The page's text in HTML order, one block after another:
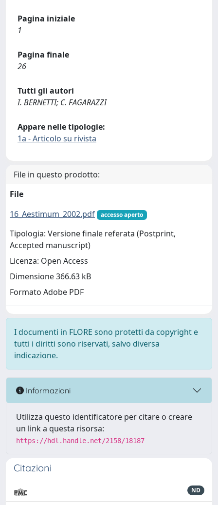
Pagina iniziale
1
Pagina finale
26
Tutti gli autori
I. BERNETTI; C. FAGARAZZI
Appare nelle tipologie:
1a - Articolo su rivista
File in questo prodotto:
File
16_Aestimum_2002.pdf
accesso aperto
Tipologia: Versione finale referata (Postprint,
Accepted manuscript)
Licenza: Open Access
Dimensione 366.63 kB
Formato Adobe PDF
I documenti in FLORE sono protetti da copyright e
tutti i diritti sono riservati, salvo diversa
indicazione.
Informazioni
Utilizza questo identificatore per citare o creare
un link a questa risorsa:
https://hdl.handle.net/2158/18187
Citazioni
ND